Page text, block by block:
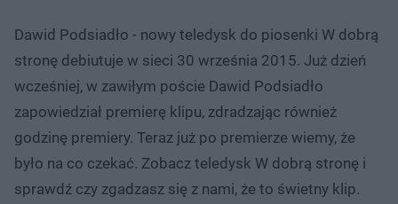
Dawid Podsiadło - nowy teledysk do piosenki W dobrą
stronę debiutuje w sieci 30 września 2015. Już dzień
wcześniej, w zawiłym poście Dawid Podsiadło
zapowiedział premierę klipu, zdradzając również
godzinę premiery. Teraz już po premierze wiemy, że
było na co czekać. Zobacz teledysk W dobrą stronę i
sprawdź czy zgadzasz się z nami, że to świetny klip.